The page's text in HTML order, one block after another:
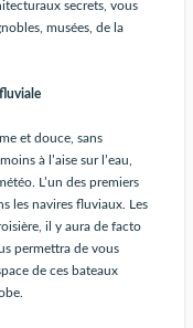
secrets, vous
musées, de la
et douce, sans
à l’aise sur l’eau,
L’un des premiers
les navires fluviaux. Les
il y aura de facto
permettra de vous
de ces bateaux